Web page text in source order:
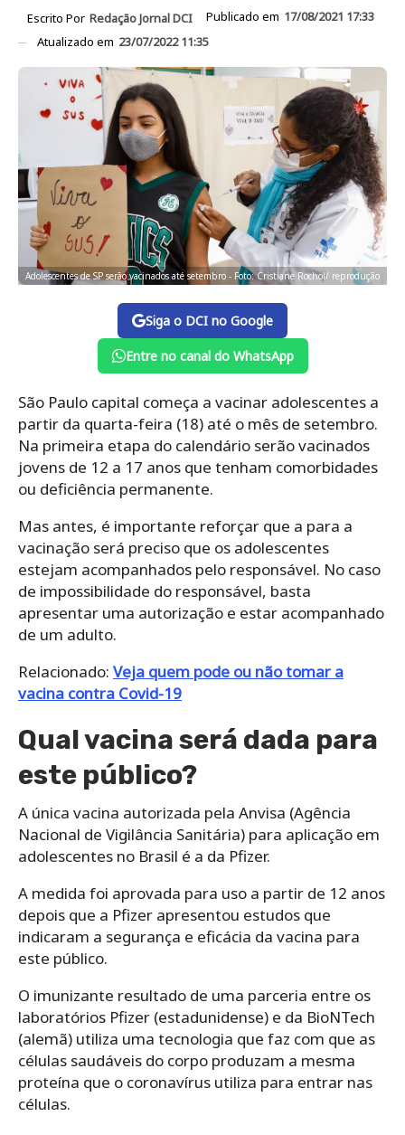
Escrito Por Redação Jornal DCI Publicado em 17/08/2021 17:33
Atualizado em 23/07/2022 11:35
Adolescentes de SP serão vacinados até setembro - Foto: Cristiane Rochol/ reprodução
Siga o DCI no Google
Entre no canal do WhatsApp
São Paulo capital começa a vacinar adolescentes a
partir da quarta-feira (18) até o mês de setembro.
Na primeira etapa do calendário serão vacinados
jovens de 12 a 17 anos que tenham comorbidades
ou deficiência permanente.
Mas antes, é importante reforçar que a para a
vacinação será preciso que os adolescentes
estejam acompanhados pelo responsável. No caso
de impossibilidade do responsável, basta
apresentar uma autorização e estar acompanhado
de um adulto.
Relacionado: Veja quem pode ou não tomar a
vacina contra Covid-19
Qual vacina será dada para
este público?
A única vacina autorizada pela Anvisa (Agência
Nacional de Vigilância Sanitária) para aplicação em
adolescentes no Brasil é a da Pfizer.
A medida foi aprovada para uso a partir de 12 anos
depois que a Pfizer apresentou estudos que
indicaram a segurança e eficácia da vacina para
este público.
O imunizante resultado de uma parceria entre os
laboratórios Pfizer (estadunidense) e da BioNTech
(alemã) utiliza uma tecnologia que faz com que as
células saudáveis do corpo produzam a mesma
proteína que o coronavírus utiliza para entrar nas
células.